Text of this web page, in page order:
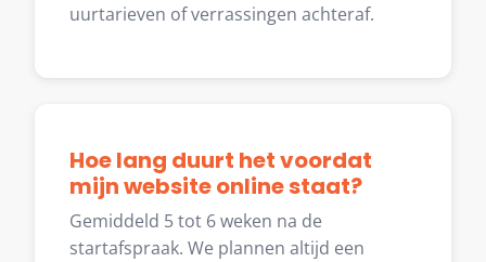
uurtarieven of verrassingen achteraf.
Hoe lang duurt het voordat
mijn website online staat?
Gemiddeld 5 tot 6 weken na de
startafspraak. We plannen altijd een